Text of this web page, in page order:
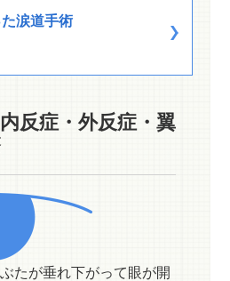
涙道手術
反症・外反症・翼
たが垂れ下がって眼が開